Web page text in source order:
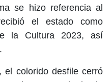
se hizo referencia al
el estado como
la Cultura 2023, así
el colorido desfile cerró